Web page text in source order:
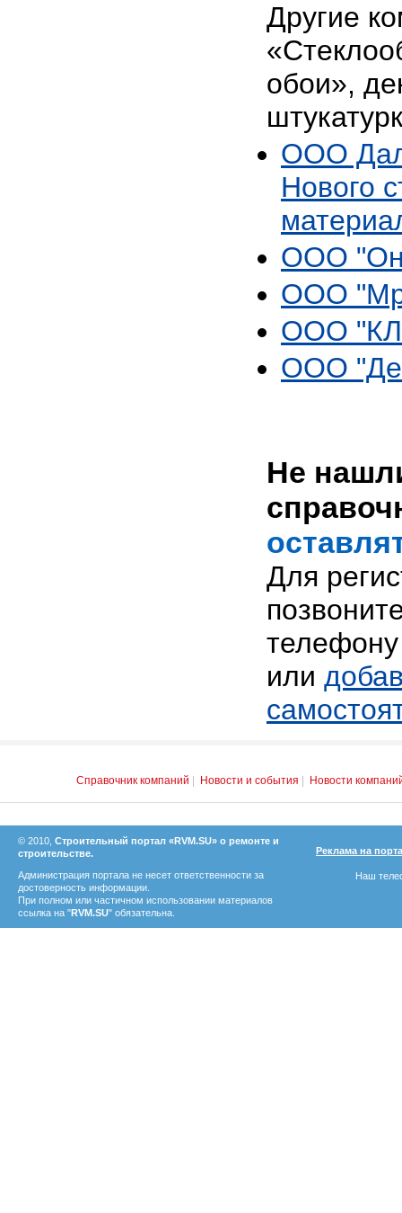
Другие
обои»,
ООО
Нового
ООО
ООО
ООО
ООО
Не
Для
или
Справочник компаний Новости и события Новости
© 2010, Строительный портал «RVM.SU» о ремонте и
строительстве.
Администрация портала не несет ответственности за
достоверность информации.
При полном или частичном использовании материалов
ссылка на "RVM.SU" обязательна.
Реклама на
Наш